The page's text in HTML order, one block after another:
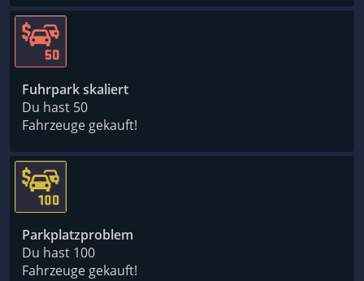
Fuhrpark skaliert
Du hast 50
Fahrzeuge gekauft!
Parkplatzproblem
Du hast 100
Fahrzeuge gekauft!